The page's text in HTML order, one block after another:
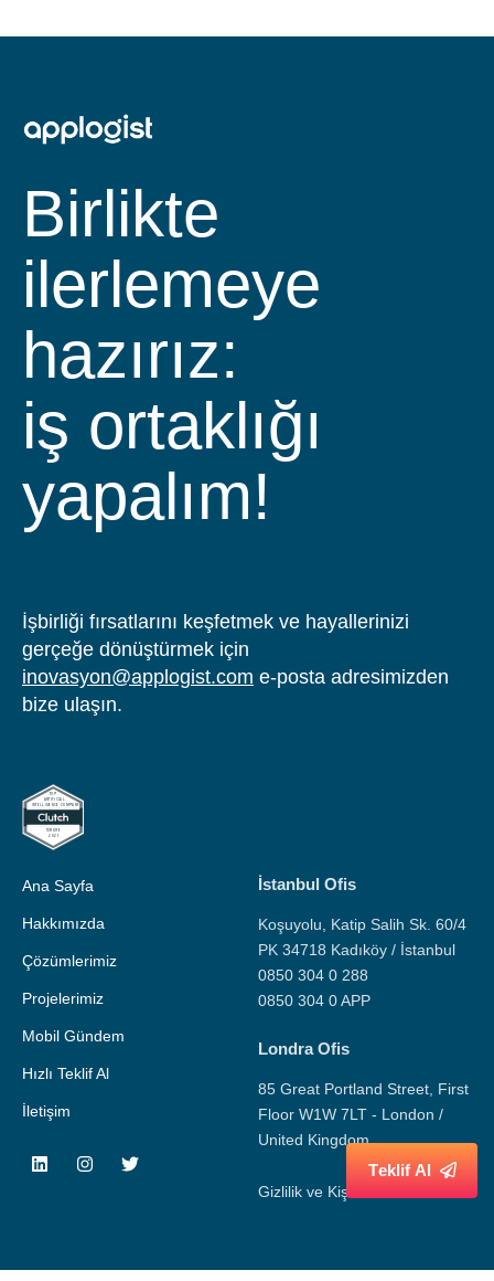
Birlikte
ilerlemeye
hazırız:
iş ortaklığı
İşbirliği fırsatlarını keşfetmek ve hayallerinizi
gerçeğe dönüştürmek için
inovasyon@applogist.com e-posta adresimizden
bize ulaşın.
Teklif Al
Ana Sayfa
Hakkımızda
Çözümlerimiz
Projelerimiz
Mobil Gündem
Hızlı Teklif Al
İletişim
İstanbul Ofis
Koşuyolu, Katip Salih Sk. 60/4
PK 34718 Kadıköy / İstanbul
0850 304 0 288
0850 304 0 APP
Londra Ofis
85 Great Portland Street, First
Floor W1W 7LT - London /
United Kingdom
Gizlilik ve Kişisel Veri Politikası